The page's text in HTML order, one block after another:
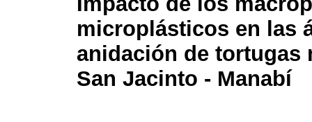
microplásticos en las
anidación de tortugas
San Jacinto - Manabí